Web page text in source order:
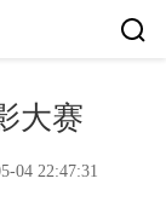
大赛
04 22:47:31